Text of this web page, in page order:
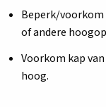
Beperk/
of andere
Voorkom kap
hoog.